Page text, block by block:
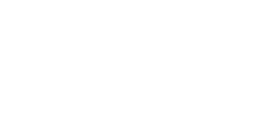
консультация и быстрая доставка.